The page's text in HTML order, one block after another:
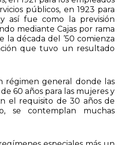
previsional similar para los
en 1921 para los empleados
públicos, en 1923 para
así fue como la previsión
mediante Cajas por rama
la década del ’50 comienza
que tuvo un resultado
régimen general donde las
60 años para las mujeres y
el requisito de 30 años de
se contemplan muchas